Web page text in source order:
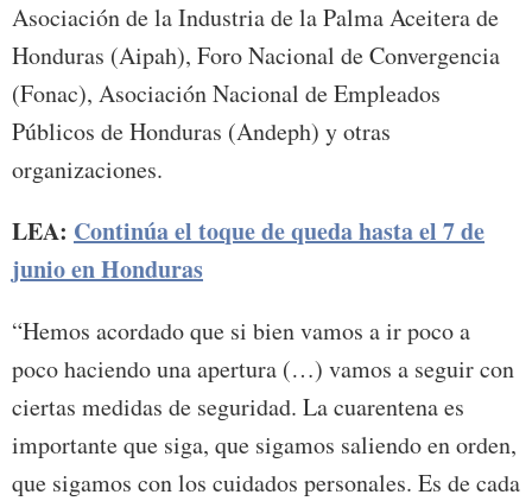
Asociación de la Industria de la Palma Aceitera de
Honduras (Aipah), Foro Nacional de Convergencia
(Fonac), Asociación Nacional de Empleados
Públicos de Honduras (Andeph) y otras
organizaciones.
LEA: Continúa el toque de queda hasta el 7 de
junio en Honduras
“Hemos acordado que si bien vamos a ir poco a
poco haciendo una apertura (…) vamos a seguir con
ciertas medidas de seguridad. La cuarentena es
importante que siga, que sigamos saliendo en orden,
que sigamos con los cuidados personales. Es de cada